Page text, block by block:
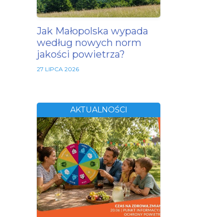
Jak Małopolska wypada
według nowych norm
jakości powietrza?
27 LIPCA 2026
AKTUALNOŚCI